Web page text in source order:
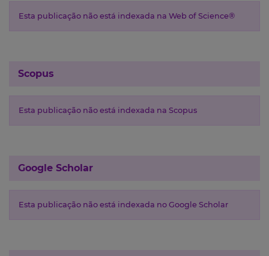
Esta publicação não está indexada na Web of Science®
Scopus
Esta publicação não está indexada na Scopus
Google Scholar
Esta publicação não está indexada no Google Scholar